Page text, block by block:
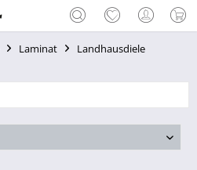
Laminat Landhausdiele